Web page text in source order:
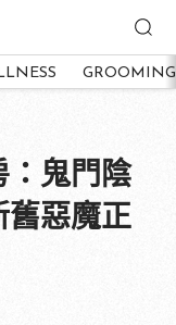
GROOMING
：鬼門陰
舊惡魔正